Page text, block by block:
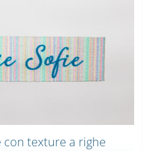
texture a righe